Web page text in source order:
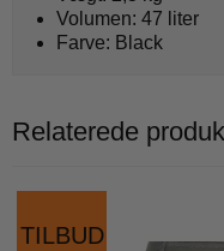
Volumen: 47 liter
Farve: Black
Relaterede
TILBUD